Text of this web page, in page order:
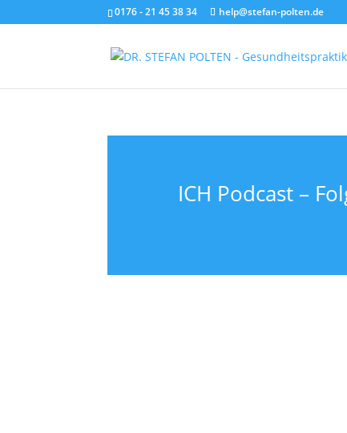
0176 - 21 45 38 34 help@stefan-polten.de
ICH Podcast –